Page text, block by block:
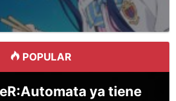
POPULAR
ya tiene